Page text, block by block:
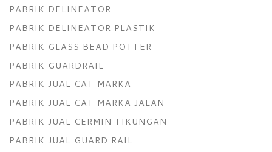
PABRIK DELINEATOR
PABRIK DELINEATOR PLASTIK
PABRIK GLASS BEAD POTTER
PABRIK GUARDRAIL
PABRIK JUAL CAT MARKA
PABRIK JUAL CAT MARKA JALAN
PABRIK JUAL CERMIN TIKUNGAN
PABRIK JUAL GUARD RAIL